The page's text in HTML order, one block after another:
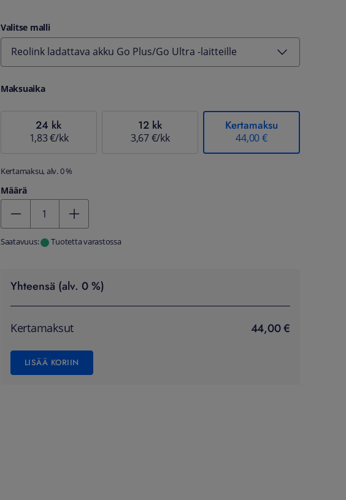
Valitse malli
Reolink ladattava akku Go Plus/Go Ultra -laitteille
Maksuaika
24 kk
1,83 €/kk
12 kk
3,67 €/kk
Kertamaksu
44,00 €
Kertamaksu, alv. 0 %
Määrä
Saatavuus: Tuotetta varastossa
Yhteensä (alv. 0 %)
Kertamaksut 44,00 €
LISÄÄ KORIIN